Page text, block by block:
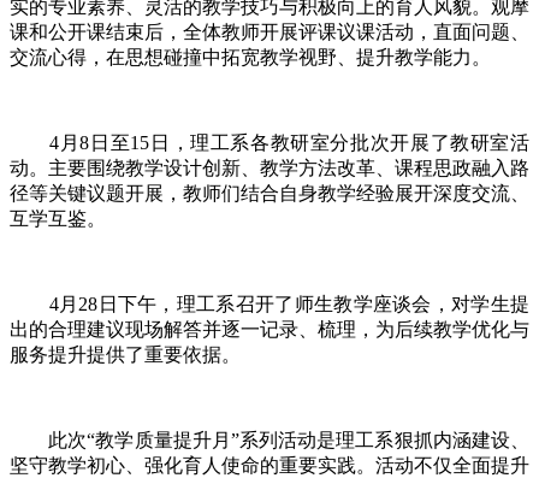
实的专业素养、灵活的教学技巧与积极向上的育人风貌。观摩
课和公开课结束后，全体教师开展评课议课活动，直面问题、
交流心得，在思想碰撞中拓宽教学视野、提升教学能力。
4月8日至15日，理工系各教研室分批次开展了教研室活
动。主要围绕教学设计创新、教学方法改革、课程思政融入路
径等关键议题开展，教师们结合自身教学经验展开深度交流、
互学互鉴。
4月28日下午，理工系召开了师生教学座谈会，对学生提
出的合理建议现场解答并逐一记录、梳理，为后续教学优化与
服务提升提供了重要依据。
此次“教学质量提升月”系列活动是理工系狠抓内涵建设、
坚守教学初心、强化育人使命的重要实践。活动不仅全面提升